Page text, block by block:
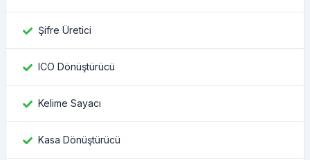
Şifre Üretici
ICO Dönüştürücü
Kelime Sayacı
Kasa Dönüştürücü